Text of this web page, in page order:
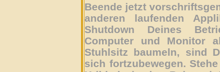
Beende jetzt
anderen laufenden
Shutdown Deines
Computer und Monitor
Stuhlsitz baumeln, sind
sich fortzubewegen.